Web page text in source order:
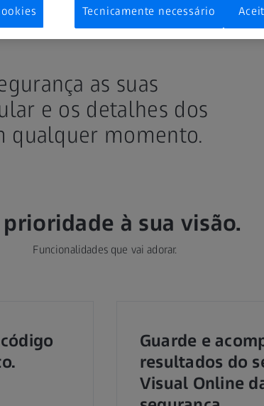
as suas
e os detalhes dos
qualquer momento.
prioridade à sua visão.
Funcionalidades que vai adorar.
Guarde e
resultados do
Visual Online
Tecnicamente necessário